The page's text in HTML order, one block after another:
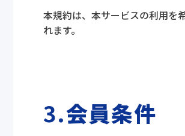
本規約は、本サービスの利用を
れます。
3.会員条件